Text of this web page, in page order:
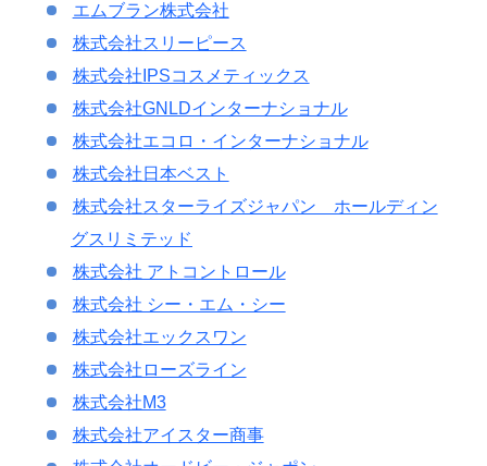
エムブラン株式会社
株式会社スリーピース
株式会社IPSコスメティックス
株式会社GNLDインターナショナル
株式会社エコロ・インターナショナル
株式会社日本ベスト
株式会社スターライズジャパン ホールディン
グスリミテッド
株式会社 アトコントロール
株式会社 シー・エム・シー
株式会社エックスワン
株式会社ローズライン
株式会社M3
株式会社アイスター商事